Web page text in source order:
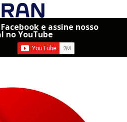
e assine nosso
no YouTube